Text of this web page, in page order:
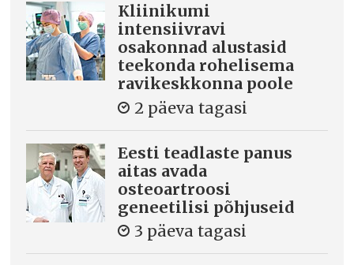
Kliinikumi
intensiivravi
osakonnad alustasid
teekonda rohelisema
ravikeskkonna poole
2 päeva tagasi
Eesti teadlaste panus
aitas avada
osteoartroosi
geneetilisi põhjuseid
3 päeva tagasi